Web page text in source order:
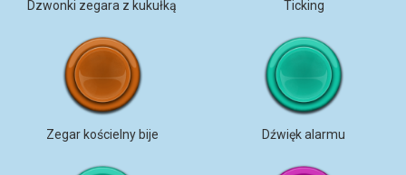
Dzwonki zegara z kukułką Ticking
Zegar kościelny bije Dźwięk alarmu